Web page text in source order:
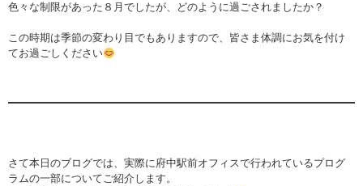
色々な制限があった８月でしたが、どのように過ごされましたか？
この時期は季節の変わり目でもありますので、皆さま体調にお気を付け
てお過ごしください
さて本日のブログでは、実際に府中駅前オフィスで行われているプログ
ラムの一部についてご紹介します。